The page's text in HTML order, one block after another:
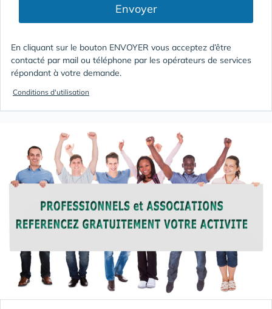
Envoyer
En cliquant sur le bouton ENVOYER vous acceptez d’être
contacté par mail ou téléphone par les opérateurs de services
répondant à votre demande.
Conditions d'utilisation